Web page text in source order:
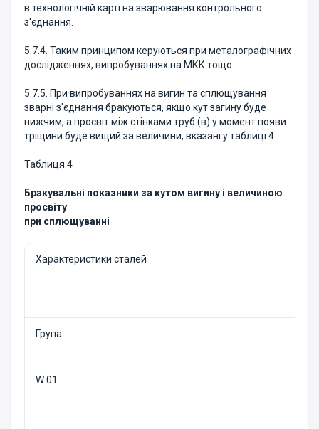
в технологiчнiй картi на зварювання контрольного
з'єднання.
5.7.4. Таким принципом керуються при металографiчних
дослiдженнях, випробуваннях на МКК тощо.
5.7.5. При випробуваннях на вигин та сплющування
зварнi з'єднання бракуються, якщо кут загину буде
нижчим, а просвіт між стінками труб (в) у момент появи
тріщини буде вищий за величини, вказані у таблиці 4.
Таблиця 4
Бракувальнi показники за кутом вигину і величиною
просвіту
при сплющуванні
Характеристики сталей
Група
W 01